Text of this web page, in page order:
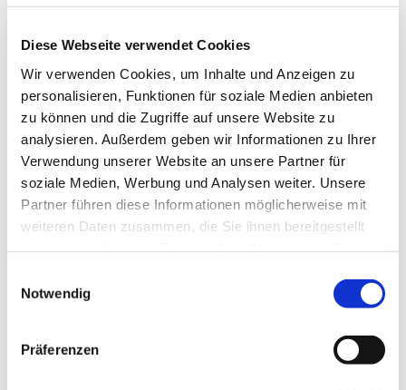
Diese Webseite verwendet Cookies
Wir verwenden Cookies, um Inhalte und Anzeigen zu
personalisieren, Funktionen für soziale Medien anbieten
zu können und die Zugriffe auf unsere Website zu
analysieren. Außerdem geben wir Informationen zu Ihrer
Verwendung unserer Website an unsere Partner für
soziale Medien, Werbung und Analysen weiter. Unsere
Partner führen diese Informationen möglicherweise mit
weiteren Daten zusammen, die Sie ihnen bereitgestellt
Notwendig
Präferenzen
Dies könnte Sie auch
interessieren